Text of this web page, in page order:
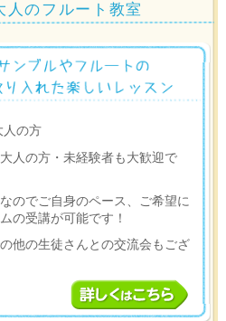
人のフルート教室
人の方
人の方・未経験者も大歓迎で
のでご自身のペース、ご希望に
の受講が可能です！
他の生徒さんとの交流会もござ